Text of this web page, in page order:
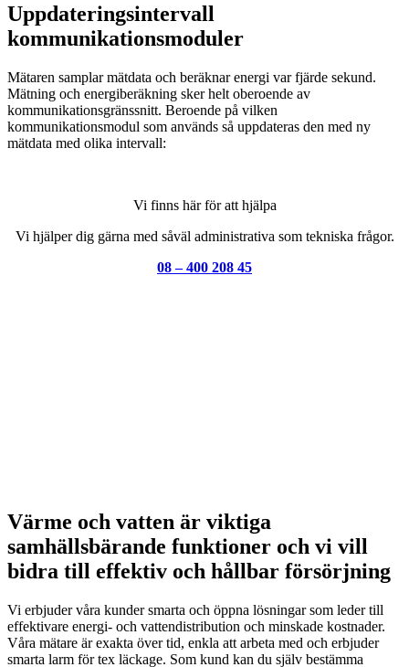
Uppdateringsintervall
kommunikationsmoduler
Mätaren samplar mätdata och beräknar energi var fjärde sekund.
Mätning och energiberäkning sker helt oberoende av
kommunikationsgränssnitt. Beroende på vilken
kommunikationsmodul som används så uppdateras den med ny
mätdata med olika intervall:
Vi finns här för att hjälpa
Vi hjälper dig gärna med såväl administrativa som tekniska frågor.
08 – 400 208 45
Värme och vatten är viktiga
samhällsbärande funktioner och vi vill
bidra till effektiv och hållbar försörjning
Vi erbjuder våra kunder smarta och öppna lösningar som leder till
effektivare energi- och vattendistribution och minskade kostnader.
Våra mätare är exakta över tid, enkla att arbeta med och erbjuder
smarta larm för tex läckage. Som kund kan du själv bestämma